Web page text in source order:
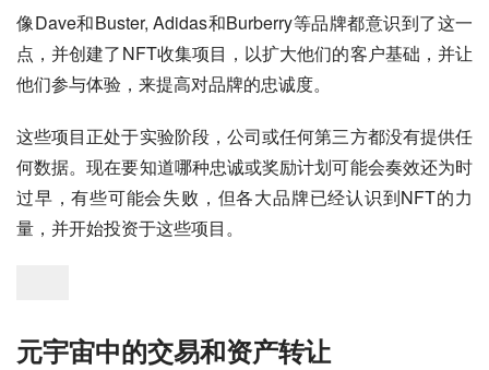
像Dave和Buster, Adidas和Burberry等品牌都意识到了这一
点，并创建了NFT收集项目，以扩大他们的客户基础，并让
他们参与体验，来提高对品牌的忠诚度。
这些项目正处于实验阶段，公司或任何第三方都没有提供任
何数据。现在要知道哪种忠诚或奖励计划可能会奏效还为时
过早，有些可能会失败，但各大品牌已经认识到NFT的力
量，并开始投资于这些项目。
元宇宙中的交易和资产转让